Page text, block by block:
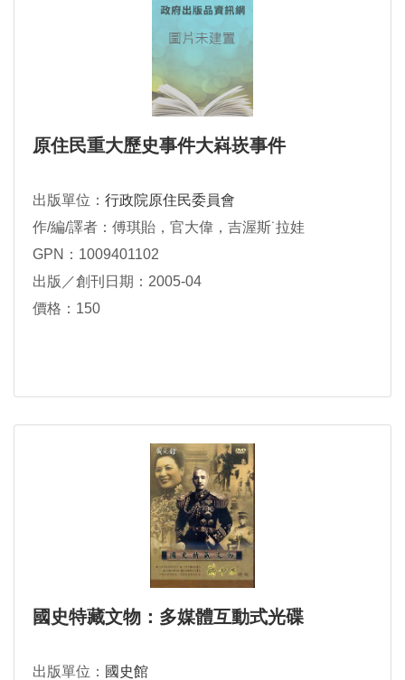
原住民重大歷史事件大嵙崁事件
出版單位： 行政院原住民委員會
作/編/譯者：傅琪貽，官大偉，吉渥斯˙拉娃
GPN：1009401102
出版／創刊日期：2005-04
價格：150
國史特藏文物：多媒體互動式光碟
出版單位： 國史館